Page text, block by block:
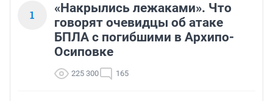
1
«Накрылись лежаками». Что
говорят очевидцы об атаке
БПЛА с погибшими в Архипо-
Осиповке
225 300 165